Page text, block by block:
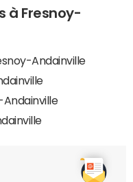
à Fresnoy-
Andainville